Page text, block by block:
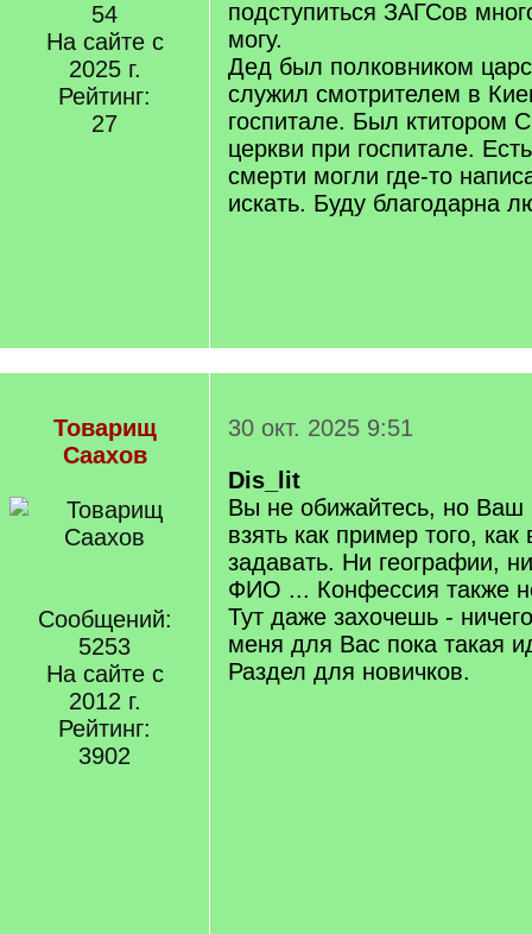
54
На сайте с
2025 г.
Рейтинг:
27
подступиться ЗАГСов
могу.
Дед был полковником
служил смотрителем в
госпитале. Был ктитором
церкви при госпитале.
смерти могли где-то
искать. Буду благодарна
Товарищ
Саахов
Сообщений:
5253
На сайте с
2012 г.
Рейтинг:
3902
30 окт. 2025 9:51
Dis_lit
Вы не обижайтесь, но Ваш
взять как пример того,
задавать. Ни географии,
ФИО ... Конфессия также
Тут даже захочешь -
меня для Вас пока такая
Раздел для новичков.